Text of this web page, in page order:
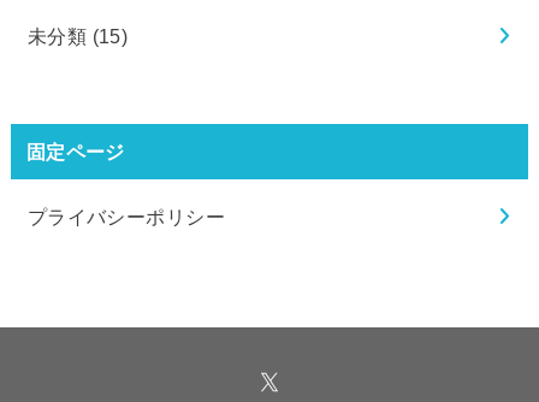
未分類 (15)
固定ページ
プライバシーポリシー